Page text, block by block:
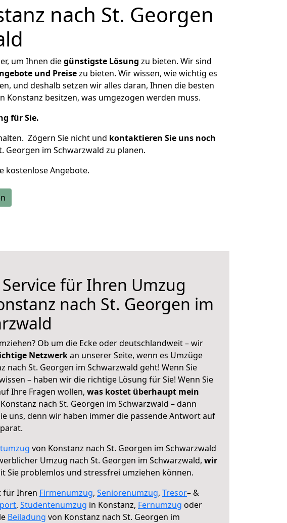
nach St. Georgen
um Ihnen diegünstigste Lösung zu bieten. Wir sind
und Preisezu bieten. Wir wissen, wie wichtig es
und deshalb setzen wir alles daran, Ihnen die besten
Konstanz besitzen, was umgezogen werden muss.
für Sie.
Zögern Sie nicht und kontaktieren Sie uns noch
Georgen im Schwarzwald zu planen.
kostenlose Angebote.
für Ihren Umzug
nach St. Georgen im
Ob um die Ecke oder deutschlandweit – wir
Netzwerkan unserer Seite, wenn es Umzüge
nach St. Georgen im Schwarzwald geht! Wenn Sie
– haben wir die richtige Lösung für Sie! Wenn Sie
Ihre Fragen wollen, was kostet überhaupt mein
nach St. Georgen im Schwarzwald – dann
uns, denn wir haben immer die passende Antwort auf
von Konstanz nach St. Georgen im Schwarzwald
Umzug nach St. Georgen im Schwarzwald, wir
Sie problemlos und stressfrei umziehen können.
für Ihren Firmenumzug, Seniorenumzug, Tresor– &
, Studentenumzug in Konstanz, Fernumzug oder
Beiladung von Konstanz nach St. Georgen im